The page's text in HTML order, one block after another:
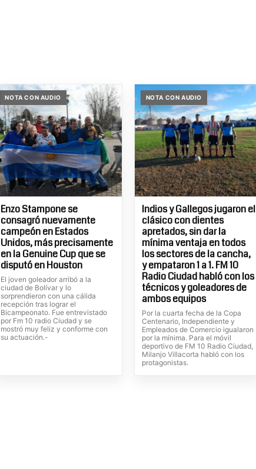
NOTA CON AUDIO
Enzo Stampone se
consagró nuevamente
campeón en Estados
Unidos, más precisamente
en la Genuine Cup que se
disputó en Houston
El joven goleador arribó a la
ciudad de Bolívar y lo
sorprendieron con una cálida
recepción tras lograr el
Bicampeonato. Fue entrevistado
por Fm 10 radio Ciudad y se
mostró muy feliz y conforme con
su actuación.-
NOTA CON AUDIO
Indios y Gallegos jugaron el
clásico con dientes
apretados, sin dar la
mínima ventaja en todos
los sectores de la cancha,
y empataron 1 a 1. FM 10
Radio Ciudad habló con los
técnicos y goleadores de
ambos equipos
Por la cuarta fecha de la Copa
Centenario, Independiente y
Empleados de Comercio igualaron
por la mínima. Para el móvil
deportivo de FM 10 Radio Ciudad,
Milanjo Villacorta habló con los
protagonistas.